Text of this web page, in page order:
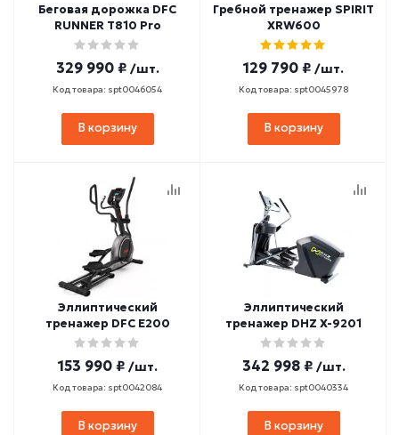
Беговая дорожка DFC
RUNNER T810 Pro
329 990 ₽ /шт.
Код товара: spt0046054
В корзину
Гребной тренажер SPIRIT
ХRW600
129 790 ₽ /шт.
Код товара: spt0045978
В корзину
Эллиптический
тренажер DFC E200
153 990 ₽ /шт.
Код товара: spt0042084
В корзину
Эллиптический
тренажер DHZ X-9201
342 998 ₽ /шт.
Код товара: spt0040334
В корзину